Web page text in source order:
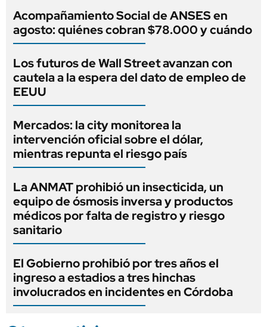
Acompañamiento Social de ANSES en
agosto: quiénes cobran $78.000 y cuándo
Los futuros de Wall Street avanzan con
cautela a la espera del dato de empleo de
EEUU
Mercados: la city monitorea la
intervención oficial sobre el dólar,
mientras repunta el riesgo país
La ANMAT prohibió un insecticida, un
equipo de ósmosis inversa y productos
médicos por falta de registro y riesgo
sanitario
El Gobierno prohibió por tres años el
ingreso a estadios a tres hinchas
involucrados en incidentes en Córdoba